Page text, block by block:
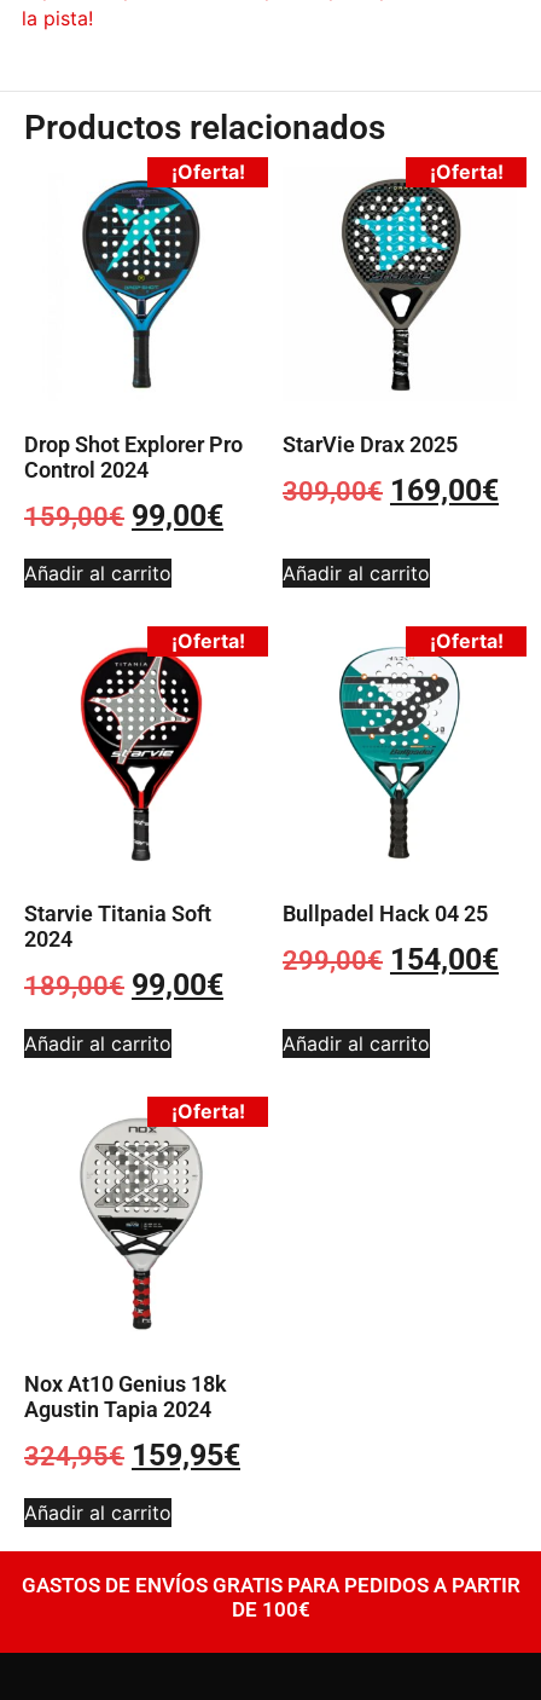
la pista!
Productos relacionados
¡Oferta!
Drop Shot Explorer Pro
Control 2024
159,00€ 99,00€
Añadir al carrito
¡Oferta!
StarVie Drax 2025
309,00€ 169,00€
Añadir al carrito
¡Oferta!
Starvie Titania Soft
2024
189,00€ 99,00€
Añadir al carrito
¡Oferta!
Bullpadel Hack 04 25
299,00€ 154,00€
Añadir al carrito
¡Oferta!
Nox At10 Genius 18k
Agustin Tapia 2024
324,95€ 159,95€
Añadir al carrito
GASTOS DE ENVÍOS GRATIS PARA PEDIDOS A PARTIR
DE 100€